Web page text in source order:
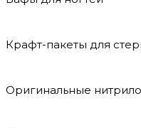
Крафт-пакеты для
Оригинальные